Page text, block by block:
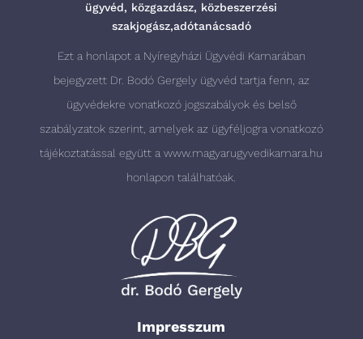
ügyvéd, közgazdász, közbeszerzési
szakjogász,adótanácsadó
Ezt a honlapot a Nyíregyházi Ügyvédi Kamarában
bejegyzett Dr. Bodó Gergely ügyvéd tartja fenn, az
ügyvédekre vonatkozó jogszabályok és belső
szabályzatok szerint, amelyek az ügyféljogra vonatkozó
tájékoztatással együtt awww.magyarugyvedikamara.hu
honlapon találhatóak.
Impresszum